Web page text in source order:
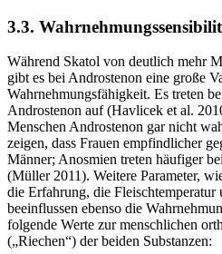
3.3.
Während Skatol von deutlich mehr
gibt es bei Androstenon eine große
Wahrnehmungsfähigkeit. Es treten
Androstenon auf (Havlicek et al.
Menschen Androstenon gar nicht
zeigen, dass Frauen empfindlicher
Männer; Anosmien treten häufiger
(Müller 2011). Weitere Parameter,
die Erfahrung, die
beeinflussen ebenso die
folgende Werte zur menschlichen
(„Riechen“) der beiden Substanzen: